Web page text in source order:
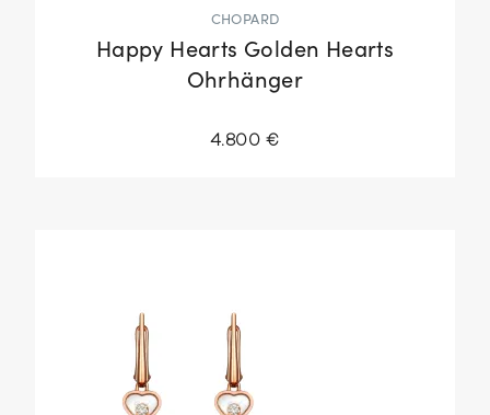
CHOPARD
Happy Hearts Golden Hearts
Ohrhänger
4.800 €